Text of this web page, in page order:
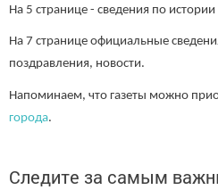
На 5 странице - сведения по
На 7 странице официальные
поздравления, новости.
Напоминаем, что газеты можно
города.
Следите за самым